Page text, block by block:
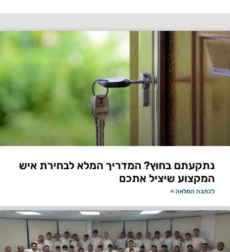
נתקעתם בחוץ? המדריך המלא לבחירת איש
המקצוע שיציל אתכם
לכתבה המלאה »